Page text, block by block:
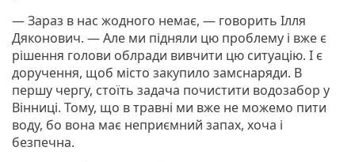
— Зараз в нас жодного немає, — говорить Ілля
Дяконович. — Але ми підняли цю проблему і вже є
рішення голови облради вивчити цю ситуацію. І є
доручення, щоб місто закупило замснаряди. В
першу чергу, стоїть задача почистити водозабор у
Вінниці. Тому, що в травні ми вже не можемо пити
воду, бо вона має неприємний запах, хоча і
безпечна.